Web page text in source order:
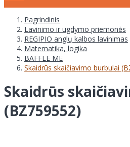
Pagrindinis
Lavinimo ir ugdymo priemonės
REGIPIO anglų kalbos lavinimas
Matematika, logika
BAFFLE ME
Skaidrūs skaičiavimo burbulai
Skaidrūs
(BZ759552)